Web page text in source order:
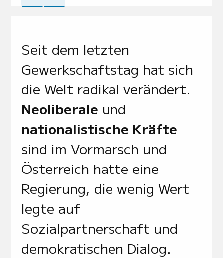
Seit dem letzten
Gewerkschaftstag hat sich
die Welt radikal verändert.
Neoliberale und
nationalistische Kräfte
sind im Vormarsch und
Österreich hatte eine
Regierung, die wenig Wert
legte auf
Sozialpartnerschaft und
demokratischen Dialog.